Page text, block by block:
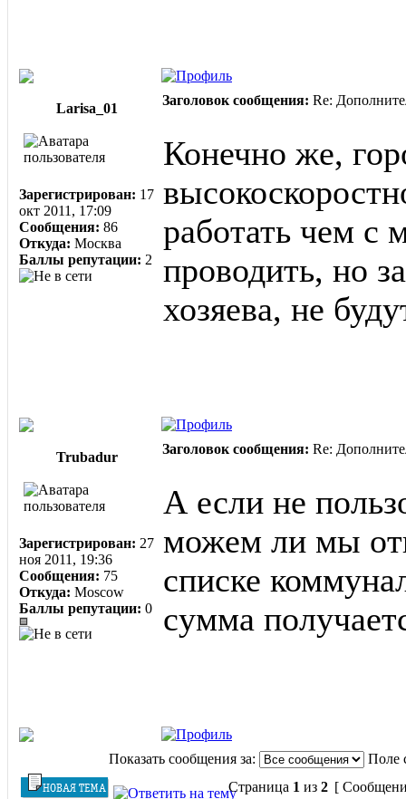
Larisa_01
Заголовок сообщения: Re:
Зарегистрирован: 17
окт 2011, 17:09
Сообщения: 86
Откуда: Москва
Баллы репутации: 2
Конечно же,
работать чем с
проводить, но
хозяева, не
Trubadur
Заголовок сообщения: Re:
Зарегистрирован: 27
ноя 2011, 19:36
Сообщения: 75
Откуда: Moscow
Баллы репутации: 0
А если не
можем ли мы
списке
сумма
Показать сообщения за:
Поле
Страница 1 из 2 [